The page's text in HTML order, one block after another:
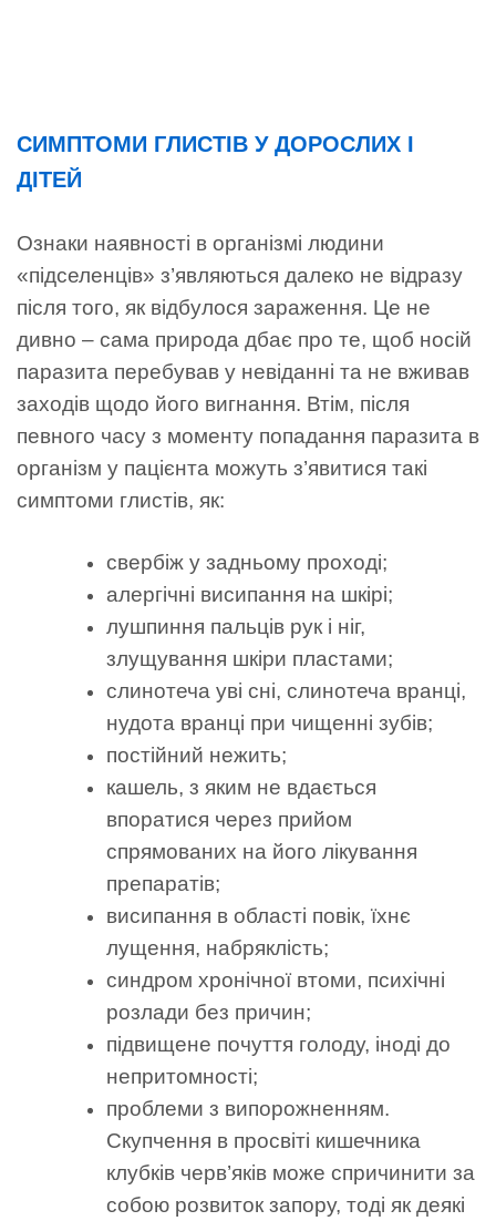
СИМПТОМИ ГЛИСТІВ У ДОРОСЛИХ І
ДІТЕЙ
Ознаки наявності в організмі людини
«підселенців» з’являються далеко не відразу
після того, як відбулося зараження. Це не
дивно – сама природа дбає про те, щоб носій
паразита перебував у невіданні та не вживав
заходів щодо його вигнання. Втім, після
певного часу з моменту попадання паразита в
організм у пацієнта можуть з’явитися такі
симптоми глистів, як:
свербіж у задньому проході;
алергічні висипання на шкірі;
лушпиння пальців рук і ніг,
злущування шкіри пластами;
слинотеча уві сні, слинотеча вранці,
нудота вранці при чищенні зубів;
постійний нежить;
кашель, з яким не вдається
впоратися через прийом
спрямованих на його лікування
препаратів;
висипання в області повік, їхнє
лущення, набряклість;
синдром хронічної втоми, психічні
розлади без причин;
підвищене почуття голоду, іноді до
непритомності;
проблеми з випорожненням.
Скупчення в просвіті кишечника
клубків черв’яків може спричинити за
собою розвиток запору, тоді як деякі